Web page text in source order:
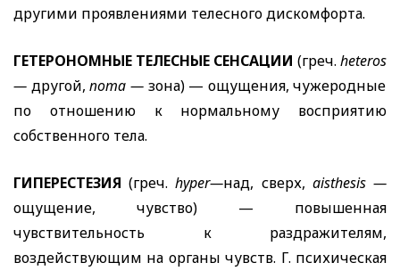
другими проявлениями телесного дискомфорта.
ГЕТЕРОНОМНЫЕ ТЕЛЕСНЫЕ СЕНСАЦИИ (греч. heteros
— другой,пота — зона) — ощущения, чужеродные
по отношению к нормальному восприятию
собственного тела.
ГИПЕРЕСТЕЗИЯ(греч.hyper—над, сверх, aisthesis—
ощущение, чувство) — повышенная
чувствительность к раздражителям,
воздействующим на органы чувств. Г. психическая